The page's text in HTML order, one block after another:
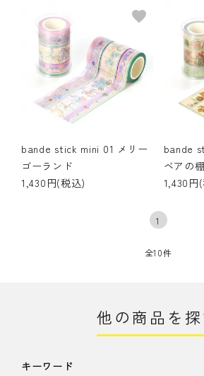
bande stick mini 01 メリー
ゴーランド
1,430円(税込)
favorite
bande
ベアの棚
1,430円
1
全10件
他の商品を
キーワード